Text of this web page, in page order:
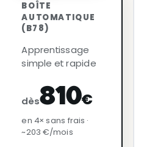
BOÎTE
AUTOMATIQUE
(B78)
Apprentissage
simple et rapide
dès810€
en 4× sans frais ·
~203 €/mois